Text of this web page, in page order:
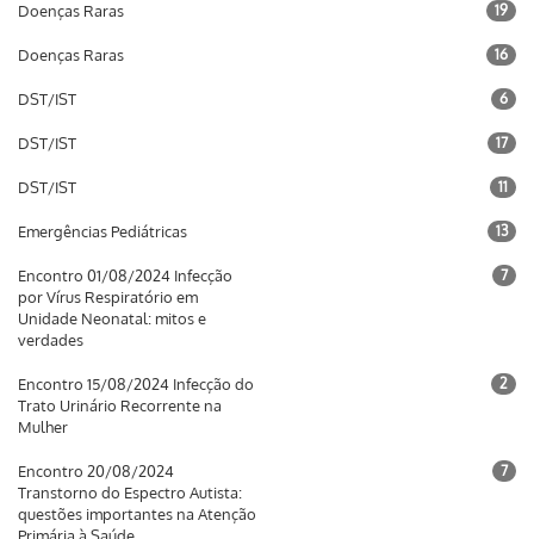
Doenças Raras 19
Doenças Raras 16
DST/IST 6
DST/IST 17
DST/IST 11
Emergências Pediátricas 13
Encontro 01/08/2024 Infecção
por Vírus Respiratório em
Unidade Neonatal: mitos e
verdades
7
Encontro 15/08/2024 Infecção do
Trato Urinário Recorrente na
Mulher
2
Encontro 20/08/2024
Transtorno do Espectro Autista:
questões importantes na Atenção
7